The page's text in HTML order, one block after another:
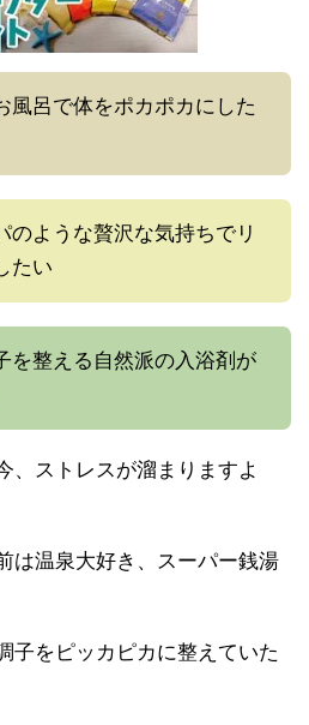
風呂で体をポカポカにした
のような贅沢な気持ちでリ
たい
を整える自然派の入浴剤が
、ストレスが溜まりますよ
は温泉大好き、スーパー銭湯
子をピッカピカに整えていた